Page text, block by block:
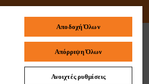
Αποδοχή Όλων
Απόρριψη Όλων
Ανοιχτές ρυθμίσεις